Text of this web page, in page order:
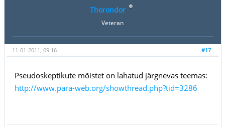
Thorondor
Veteran
#17
11-01-2011, 09:16
Pseudoskeptikute mõistet on lahatud järgnevas teemas:
http://www.para-web.org/showthread.php?tid=3286